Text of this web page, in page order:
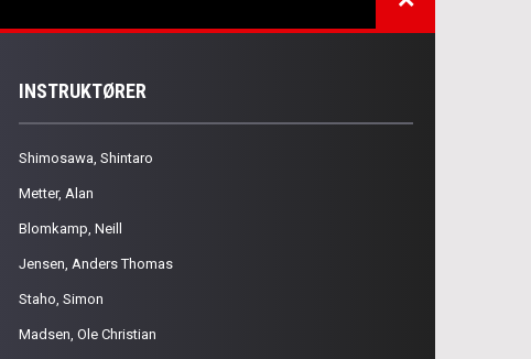
INSTRUKTØRER
Shimosawa, Shintaro
Metter, Alan
Blomkamp, Neill
Jensen, Anders Thomas
Staho, Simon
Madsen, Ole Christian